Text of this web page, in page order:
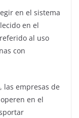
en el sistema
en el
al uso
con
las empresas de
en el